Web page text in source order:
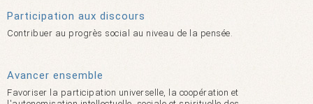
Participation aux discours
Contribuer au progrès social au niveau de la pensée.
Avancer ensemble
Favoriser la participation universelle, la coopération et